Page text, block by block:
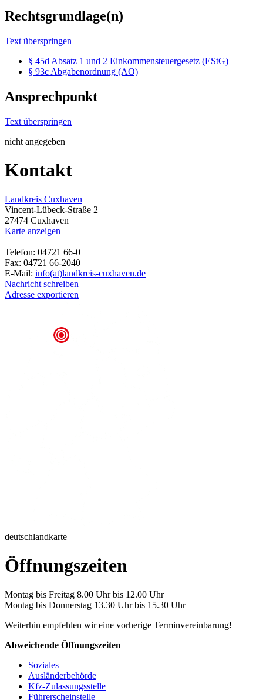
Rechtsgrundlage(n)
Text überspringen
§ 45d Absatz 1 und 2 Einkommensteuergesetz (EStG)
§ 93c Abgabenordnung (AO)
Ansprechpunkt
Text überspringen
nicht angegeben
Kontakt
Landkreis Cuxhaven
Vincent-Lübeck-Straße 2
27474 Cuxhaven
Karte anzeigen
Telefon: 04721 66-0
Fax: 04721 66-2040
E-Mail: info(at)landkreis-cuxhaven.de
Nachricht schreiben
Adresse exportieren
deutschlandkarte
Öffnungszeiten
Montag bis Freitag 8.00 Uhr bis 12.00 Uhr
Montag bis Donnerstag 13.30 Uhr bis 15.30 Uhr
Weiterhin empfehlen wir eine vorherige Terminvereinbarung!
Abweichende Öffnungszeiten
Soziales
Ausländerbehörde
Kfz-Zulassungsstelle
Führerscheinstelle